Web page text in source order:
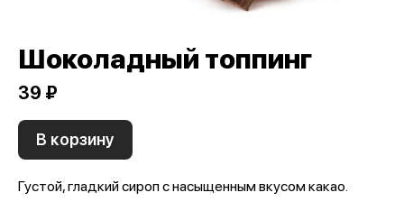
Шоколадный топпинг
39 ₽
В корзину
Густой, гладкий сироп с насыщенным вкусом какао.